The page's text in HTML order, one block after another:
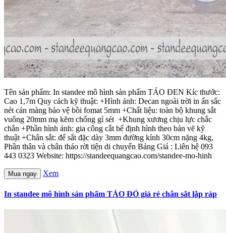
Tên sản phẩm: In standee mô hình sản phẩm TÁO ĐEN Kíc thước:
Cao 1,7m Quy cách kỹ thuật: +Hình ảnh: Decan ngoài trời in ấn sắc
nét cán màng bảo vệ bồi fomat 5mm +Chất liệu: toàn bộ khung sắt
vuông 20mm mạ kẽm chống gỉ sét +Khung xương chịu lực chắc
chắn +Phần hình ảnh: gia công cắt bế định hình theo bản vẽ kỹ
thuật +Chân sắt: đế sắt đặc dày 3mm đường kính 30cm nặng 4kg,
Phần thân và chân tháo rời tiện di chuyển Bảng Giá : Liên hệ 093
443 0323 Website: https://standeequangcao.com/standee-mo-hinh
Mua ngay Xem
In standee mô hình sản phẩm TÁO ĐÓ giá rẻ chân sắt lắp ráp